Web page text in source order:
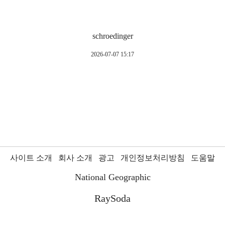
schroedinger
2026-07-07 15:17
사이트 소개 회사 소개 광고 개인정보처리방침 도움말
National Geographic
RaySoda